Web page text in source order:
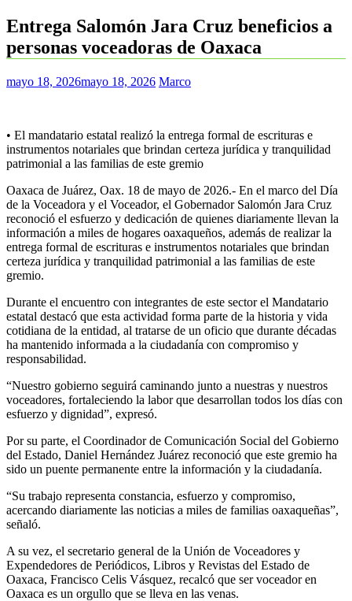
Entrega Salomón Jara Cruz beneficios a
personas voceadoras de Oaxaca
mayo 18, 2026mayo 18, 2026 Marco
• El mandatario estatal realizó la entrega formal de escrituras e
instrumentos notariales que brindan certeza jurídica y tranquilidad
patrimonial a las familias de este gremio
Oaxaca de Juárez, Oax. 18 de mayo de 2026.- En el marco del Día
de la Voceadora y el Voceador, el Gobernador Salomón Jara Cruz
reconoció el esfuerzo y dedicación de quienes diariamente llevan la
información a miles de hogares oaxaqueños, además de realizar la
entrega formal de escrituras e instrumentos notariales que brindan
certeza jurídica y tranquilidad patrimonial a las familias de este
gremio.
Durante el encuentro con integrantes de este sector el Mandatario
estatal destacó que esta actividad forma parte de la historia y vida
cotidiana de la entidad, al tratarse de un oficio que durante décadas
ha mantenido informada a la ciudadanía con compromiso y
responsabilidad.
“Nuestro gobierno seguirá caminando junto a nuestras y nuestros
voceadores, fortaleciendo la labor que desarrollan todos los días con
esfuerzo y dignidad”, expresó.
Por su parte, el Coordinador de Comunicación Social del Gobierno
del Estado, Daniel Hernández Juárez reconoció que este gremio ha
sido un puente permanente entre la información y la ciudadanía.
“Su trabajo representa constancia, esfuerzo y compromiso,
acercando diariamente las noticias a miles de familias oaxaqueñas”,
señaló.
A su vez, el secretario general de la Unión de Voceadores y
Expendedores de Periódicos, Libros y Revistas del Estado de
Oaxaca, Francisco Celis Vásquez, recalcó que ser voceador en
Oaxaca es un orgullo que se lleva en las venas.